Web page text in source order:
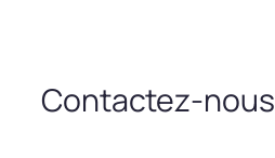
Contactez-nous